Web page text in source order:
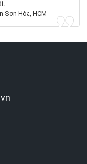
Sơn Hòa, HCM